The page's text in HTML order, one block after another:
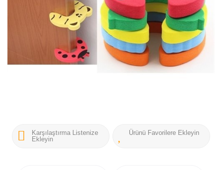
Karşılaştırma Listenize
Ekleyin
Ürünü Favorilere Ekleyin